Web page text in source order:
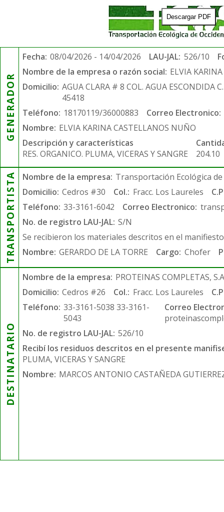
Descargar PDF
GENERADOR
Fecha: 08/04/2026 - 14/04/2026 LAU-JAL: 526/10
Nombre de la empresa o razón social: ELVIA
Domicilio: AGUA CLARA # 8 COL. AGUA ESCONDIDA
45418
Teléfono: 18170119/36000883
Correo Electronico:
Nombre: ELVIA KARINA CASTELLANOS NUÑO
Descripción y características
RES. ORGANICO. PLUMA, VICERAS Y SANGRE
204.10
TRANSPORTISTA Nombre de la empresa: Transportación Ecológica de
Domicilio: Cedros #30 Col.: Fracc. Los Laureles
Teléfono: 33-3161-6042 Correo Electronico:
No. de registro LAU-JAL: S/N
Se recibieron los materiales descritos en el
Nombre: GERARDO DE LA TORRE Cargo: Chofer
DESTINATARIO
Nombre de la empresa: PROTEINAS COMPLETAS,
Domicilio: Cedros #26 Col.: Fracc. Los Laureles
Teléfono: 33-3161-5038 33-3161-
5043
Correo
No. de registro LAU-JAL: 526/10
Recibí los residuos descritos en el presente
PLUMA, VICERAS Y SANGRE
Nombre: MARCOS ANTONIO CASTAÑEDA